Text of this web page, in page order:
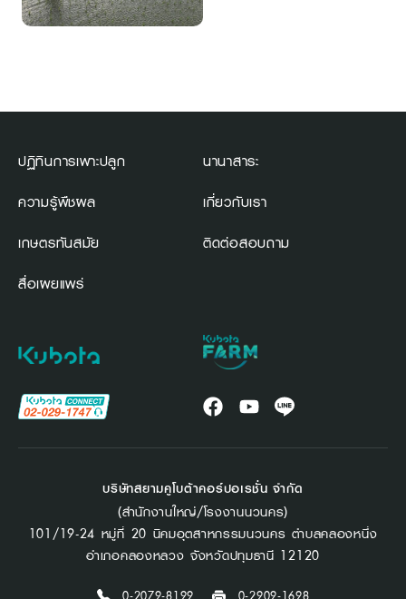
ปฏิทินการเพาะปลูก
ความรู้พืชผล
เกษตรทันสมัย
สื่อเผยแพร่
นานาสาระ
เกี่ยวกับเรา
ติดต่อสอบถาม
บริษัทสยามคูโบต้าคอร์ปอเรชั่น จำกัด
(สำนักงานใหญ่/โรงงานนวนคร)
101/19-24 หมู่ที่ 20 นิคมอุตสาหกรรมนวนคร ตำบลคลองหนึ่ง
อำเภอคลองหลวง จังหวัดปทุมธานี 12120